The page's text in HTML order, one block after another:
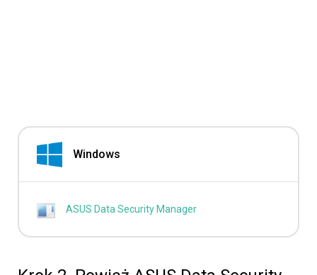
Windows
ASUS Data Security Manager